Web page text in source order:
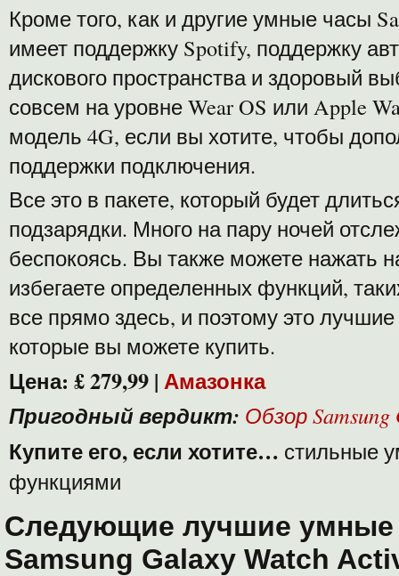
Кроме того, как и другие умные часы
имеет поддержку Spotify, поддержку
дискового пространства и здоровый
совсем на уровне Wear OS или Apple
модель 4G, если вы хотите, чтобы
поддержки подключения.
Все это в пакете, который будет
подзарядки. Много на пару ночей
беспокоясь. Вы также можете нажать
избегаете определенных функций,
все прямо здесь, и поэтому это
которые вы можете купить.
Цена: £ 279,99 | Амазонка
Пригодный вердикт: Обзор Samsung
Купите его, если хотите… стильные
функциями
Следующие лучшие умные
Samsung Galaxy Watch